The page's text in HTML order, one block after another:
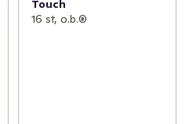
Touch
16 st, o.b.®